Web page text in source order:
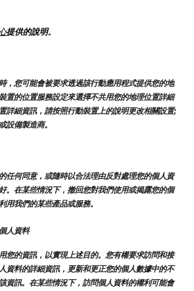
提供的說明。
，您可能會被要求透過該行動應用程式提供您的地
置的位置服務設定來選擇不共用您的地理位置詳細
詳細資訊，請按照行動裝置上的說明更改相關設置;
設備製造商。
任何同意，或隨時以合法理由反對處理您的個人資
。在某些情況下，撤回您對我們使用或揭露您的個
用我們的某些產品或服務。
人資料
您的資訊，以實現上述目的。您有權要求訪問和接
資料的詳細資訊，更新和更正您的個人數據中的不
資訊。在某些情況下，訪問個人資料的權利可能會